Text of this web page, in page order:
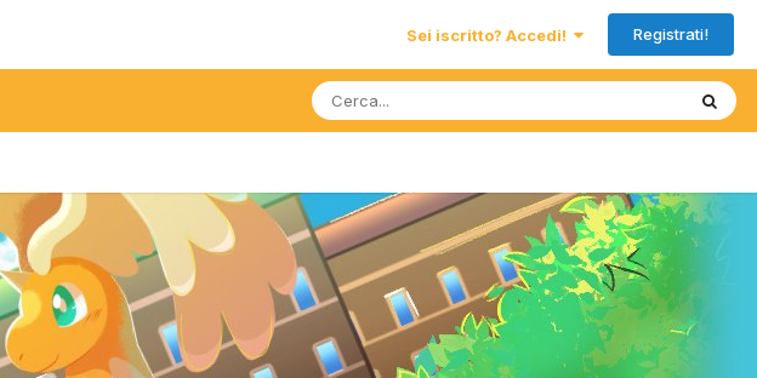
Sei iscritto? Accedi! Registrati!